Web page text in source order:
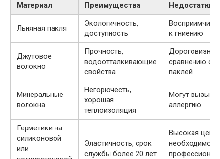
Материал Преимущества Недостатки
Льняная пакля
Экологичность,
доступность
к гниению
Джутовое
волокно
Прочность,
водоотталкивающие
свойства
Дороговизна
сравнению с
паклей
Минеральные
волокна
Негорючесть,
хорошая
теплоизоляция
Могут
аллергию
Герметики на
силиконовой
или
Эластичность, срок
службы более 20 лет
Высокая цена,